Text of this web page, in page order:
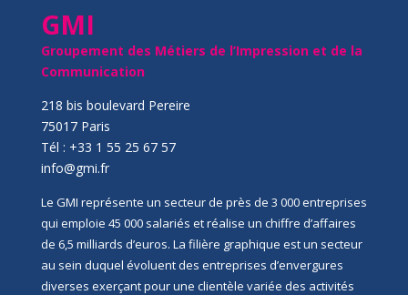
GMI
Groupement des Métiers de l’Impression et de la
Communication
218 bis boulevard Pereire
75017 Paris
Tél : +33 1 55 25 67 57
info@gmi.fr
Le GMI représente un secteur de près de 3 000 entreprises
qui emploie 45 000 salariés et réalise un chiffre d’affaires
de 6,5 milliards d’euros. La filière graphique est un secteur
au sein duquel évoluent des entreprises d’envergures
diverses exerçant pour une clientèle variée des activités